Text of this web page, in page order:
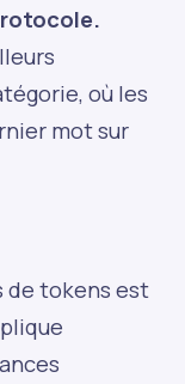
où les
mot sur
de tokens est